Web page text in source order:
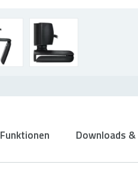
Funktionen Downloads